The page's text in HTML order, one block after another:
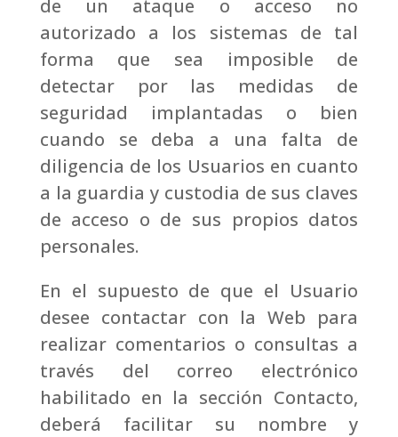
de un ataque o acceso no
autorizado a los sistemas de tal
forma que sea imposible de
detectar por las medidas de
seguridad implantadas o bien
cuando se deba a una falta de
diligencia de los Usuarios en cuanto
a la guardia y custodia de sus claves
de acceso o de sus propios datos
personales.
En el supuesto de que el Usuario
desee contactar con la Web para
realizar comentarios o consultas a
través del correo electrónico
habilitado en la sección Contacto,
deberá facilitar su nombre y